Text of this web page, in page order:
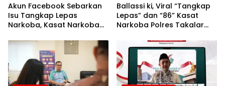
Akun Facebook Sebarkan
Isu Tangkap Lepas
Narkoba, Kasat Narkoba
dan Fitnah
Ballassi ki, Viral “Tangkap
Lepas” dan “86” Kasat
Narkoba Polres Takalar